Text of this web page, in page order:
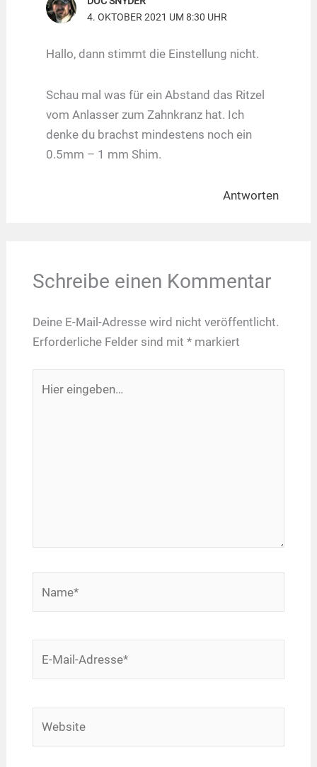
4. OKTOBER 2021 UM 8:30 UHR
Hallo, dann stimmt die Einstellung nicht.
Schau mal was für ein Abstand das Ritzel
vom Anlasser zum Zahnkranz hat. Ich
denke du brachst mindestens noch ein
0.5mm – 1 mm Shim.
Antworten
Schreibe einen Kommentar
Deine E-Mail-Adresse wird nicht veröffentlicht.
Erforderliche Felder sind mit *markiert
eingeben…